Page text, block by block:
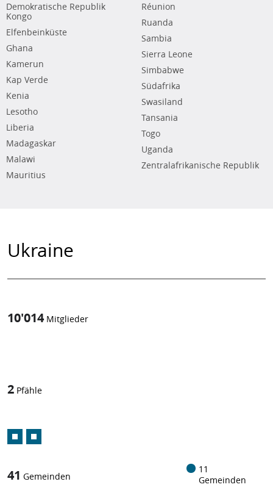
Demokratische Republik
Kongo
Elfenbeinküste
Ghana
Kamerun
Kap Verde
Kenia
Lesotho
Liberia
Madagaskar
Malawi
Mauritius
Réunion
Ruanda
Sambia
Sierra Leone
Simbabwe
Südafrika
Swasiland
Tansania
Togo
Uganda
Zentralafrikanische Republik
Ukraine
10'014 Mitglieder
2 Pfähle
41 Gemeinden
11
Gemeinden